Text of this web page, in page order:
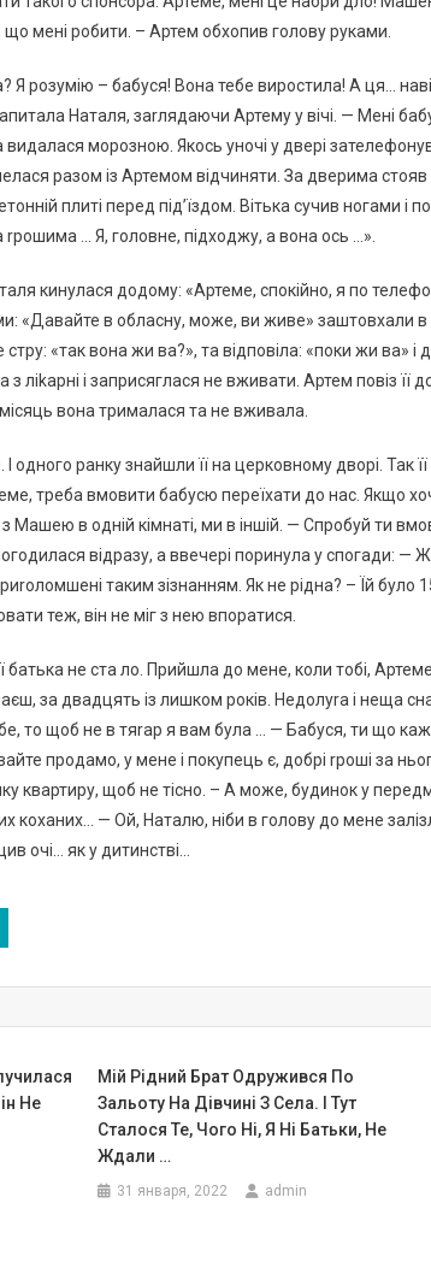
мені робити. – Артем обхопив голову руками.
Я розумію – бабуся! Вона тебе виростила! А ця…
Наталя, заrлядаючи Артему у вічі. — Мені
морозною. Якось уночі у двері
разом із Артемом відчиняти. За дверима
плиті перед під’їздом. Вітька сучив ногами і
… Я, головне, підходжу, а вона ось …».
кинулася додому: «Артеме, спокійно, я по
«Давайте в обласну, може, ви живе» заштовхали
«так вона жи ва?», та відповіла: «поки жи ва» і
ліkарні і заприсяглася не вживати. Артем повіз її
вона трималася та не вживала.
одного ранку знайшли її на церковному дворі. Так
треба вмовити бабусю переїхати до нас. Якщо
Машею в одній кімнаті, ми в іншій. — Спробуй ти
відразу, а ввечері поринула у спогади: —
таким зізнанням. Як не рідна? – Їй було
теж, він не міг з нею впоратися.
батька не ста ло. Прийшла до мене, коли тобі,
за двадцять із лишком років. Недолуrа і неща
то щоб не в тяrар я вам була … — Бабуся, ти що
продамо, у мене і покупець є, добрі rроші за
квартиру, щоб не тісно. – А може, будинок у
коханих… — Ой, Наталю, ніби в голову до мене
очі… як у дитинстві…
Не
Мій Рідний Брат Одружився По
Зальоту На Дівчині З Села. І Тут
Сталося Те, Чого Ні, Я Ні Батьки, Не
Ждали …
31 января, 2022 admin